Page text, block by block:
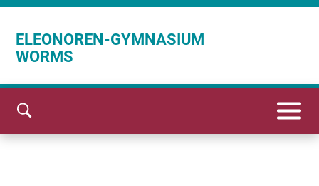
ELEONOREN-GYMNASIUM
WORMS